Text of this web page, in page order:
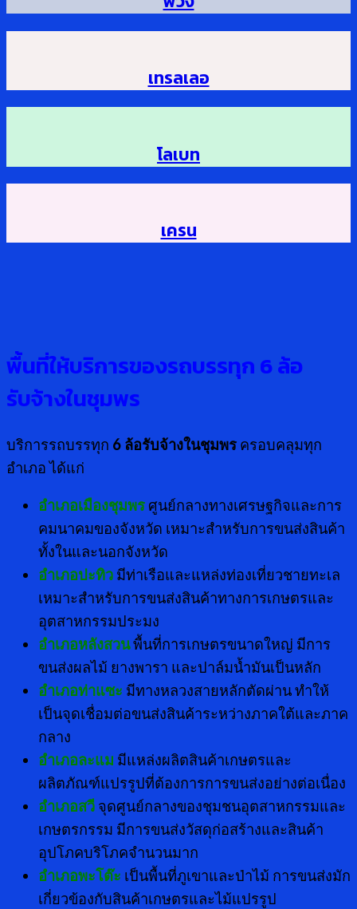
เทรลเลอ
โลเบท
เครน
พื้นที่ให้บริการของรถบรรทุก 6 ล้อ
รับจ้างในชุมพร
บริการรถบรรทุก 6 ล้อรับจ้างในชุมพร ครอบคลุมทุก
อำเภอ ได้แก่
อำเภอเมืองชุมพร ศูนย์กลางทางเศรษฐกิจและการ
คมนาคมของจังหวัด เหมาะสำหรับการขนส่งสินค้า
ทั้งในและนอกจังหวัด
อำเภอปะทิว มีท่าเรือและแหล่งท่องเที่ยวชายทะเล
เหมาะสำหรับการขนส่งสินค้าทางการเกษตรและ
อุตสาหกรรมประมง
อำเภอหลังสวนพื้นที่การเกษตรขนาดใหญ่ มีการ
ขนส่งผลไม้ ยางพารา และปาล์มน้ำมันเป็นหลัก
อำเภอท่าแซะ มีทางหลวงสายหลักตัดผ่าน ทำให้
เป็นจุดเชื่อมต่อขนส่งสินค้าระหว่างภาคใต้และภาค
กลาง
อำเภอละแม มีแหล่งผลิตสินค้าเกษตรและ
ผลิตภัณฑ์แปรรูปที่ต้องการการขนส่งอย่างต่อเนื่อง
อำเภอสวี จุดศูนย์กลางของชุมชนอุตสาหกรรมและ
เกษตรกรรม มีการขนส่งวัสดุก่อสร้างและสินค้า
อุปโภคบริโภคจำนวนมาก
อำเภอพะโต๊ะ เป็นพื้นที่ภูเขาและป่าไม้ การขนส่งมัก
เกี่ยวข้องกับสินค้าเกษตรและไม้แปรรูป